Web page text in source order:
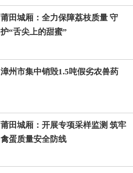
莆田城厢：全力保障荔枝质量 守
护“舌尖上的甜蜜”
漳州市集中销毁1.5吨假劣农兽药
莆田城厢：开展专项采样监测 筑牢
禽蛋质量安全防线